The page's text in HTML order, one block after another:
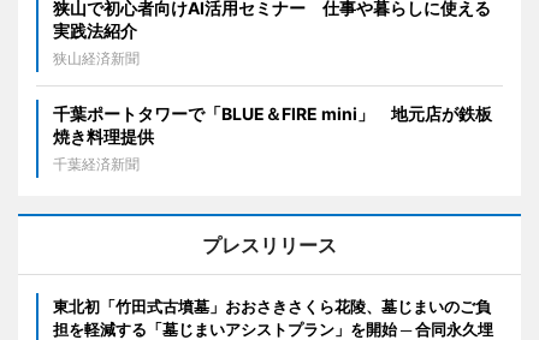
狭山で初心者向けAI活用セミナー 仕事や暮らしに使える
実践法紹介
狭山経済新聞
千葉ポートタワーで「BLUE＆FIRE mini」 地元店が鉄板
焼き料理提供
千葉経済新聞
プレスリリース
東北初「竹田式古墳墓」おおさきさくら花陵、墓じまいのご負
担を軽減する「墓じまいアシストプラン」を開始 ─ 合同永久埋